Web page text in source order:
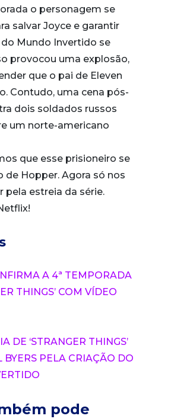
o personagem se
salvar Joyce e garantir
Mundo Invertido se
provocou uma explosão,
que o pai de Eleven
Contudo, uma cena pós-
dois soldados russos
um norte-americano
que esse prisioneiro se
de Hopper. Agora só nos
pela estreia da série.
A 4ª TEMPORADA
THINGS’ COM VÍDEO
DE ‘STRANGER THINGS’
BYERS PELA CRIAÇÃO DO
pode